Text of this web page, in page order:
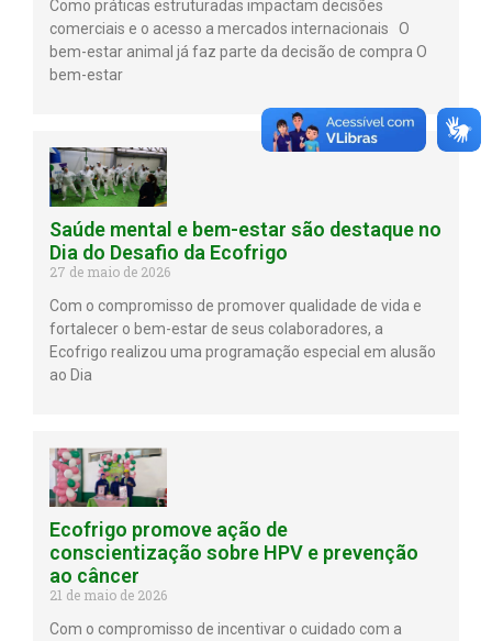
Como práticas estruturadas impactam decisões
comerciais e o acesso a mercados internacionais O
bem-estar animal já faz parte da decisão de compra O
bem-estar
Saúde mental e bem-estar são destaque no
Dia do Desafio da Ecofrigo
27 de maio de 2026
Com o compromisso de promover qualidade de vida e
fortalecer o bem-estar de seus colaboradores, a
Ecofrigo realizou uma programação especial em alusão
ao Dia
Ecofrigo promove ação de
conscientização sobre HPV e prevenção
ao câncer
21 de maio de 2026
Com o compromisso de incentivar o cuidado com a